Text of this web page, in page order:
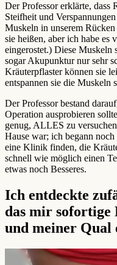
Der Professor erklärte, dass
Steifheit und
Muskeln in unserem
sie heißen, aber ich habe es
eingerostet.) Diese Muskeln
sogar Akupunktur nur sehr
Kräuterpflaster können sie
entspannen sie die Muskeln
Der Professor bestand
Operation ausprobieren
genug, ALLES zu
Hause war; ich begann
eine Klinik finden, die
schnell wie möglich einen
etwas noch Besseres.
Ich entdeckte
das mir sofortige
und meiner Qual